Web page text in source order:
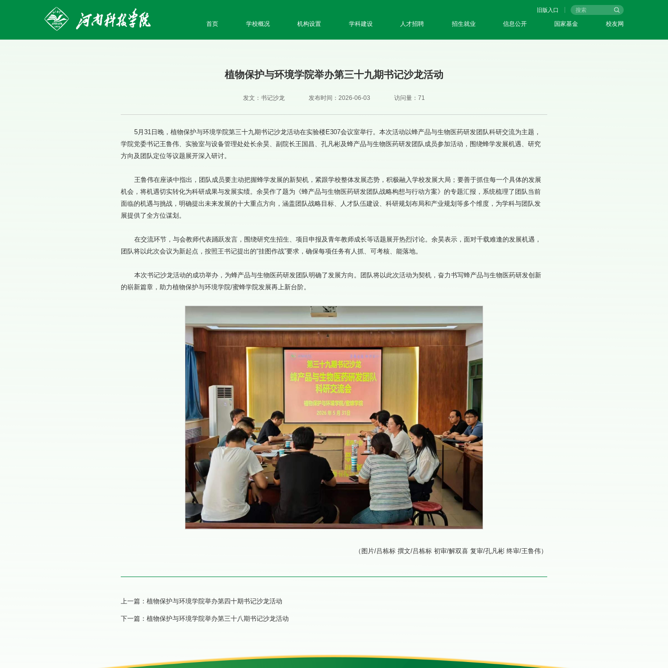
旧版入口
首页 学校概况 机构设置 学科建设 人才招聘 招生就业 信息公开 国家基金 校友网
植物保护与环境学院举办第三十九期书记沙龙活动
发文：书记沙龙 发布时间：2026-06-03 访问量：71
5月31日晚，植物保护与环境学院第三十九期书记沙龙活动在实验楼E307会议室举行。本次活动以蜂产品与生物医药研发团队科研交流为主题，
学院党委书记王鲁伟、实验室与设备管理处处长余昊、副院长王国昌、孔凡彬及蜂产品与生物医药研发团队成员参加活动，围绕蜂学发展机遇、研究
方向及团队定位等议题展开深入研讨。
王鲁伟在座谈中指出，团队成员要主动把握蜂学发展的新契机，紧跟学校整体发展态势，积极融入学校发展大局；要善于抓住每一个具体的发展
机会，将机遇切实转化为科研成果与发展实绩。余昊作了题为《蜂产品与生物医药研发团队战略构想与行动方案》的专题汇报，系统梳理了团队当前
面临的机遇与挑战，明确提出未来发展的十大重点方向，涵盖团队战略目标、人才队伍建设、科研规划布局和产业规划等多个维度，为学科与团队发
展提供了全方位谋划。
在交流环节，与会教师代表踊跃发言，围绕研究生招生、项目申报及青年教师成长等话题展开热烈讨论。余昊表示，面对千载难逢的发展机遇，
团队将以此次会议为新起点，按照王书记提出的“挂图作战”要求，确保每项任务有人抓、可考核、能落地。
本次书记沙龙活动的成功举办，为蜂产品与生物医药研发团队明确了发展方向。团队将以此次活动为契机，奋力书写蜂产品与生物医药研发创新
的崭新篇章，助力植物保护与环境学院/蜜蜂学院发展再上新台阶。
（图片/吕栋标 撰文/吕栋标 初审/解双喜 复审/孔凡彬 终审/王鲁伟）
上一篇：植物保护与环境学院举办第四十期书记沙龙活动
下一篇：植物保护与环境学院举办第三十八期书记沙龙活动